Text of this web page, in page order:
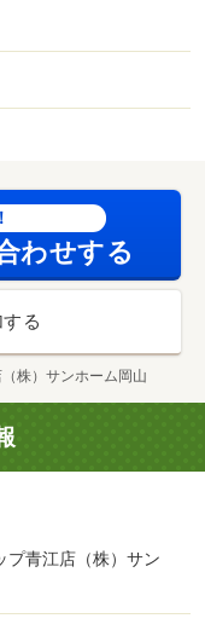
わせする
る
株）サンホーム岡山
プ青江店（株）サン